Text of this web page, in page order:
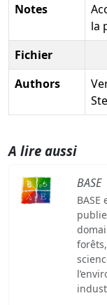
Notes
la
Fichier
Authors
A lire aussi
BASE